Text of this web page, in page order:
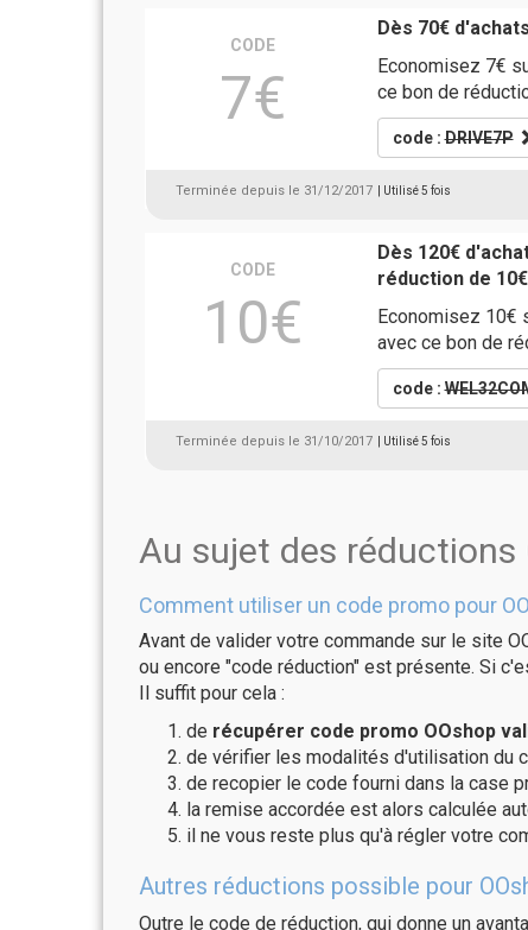
CODE
7€
Dès 70€
Economisez 7€
ce bon de
code :DRIVE7P
Terminée depuis le 31/12/2017 | Utilisé 5 fois
CODE
10€
Dès 120€
réduction de
Economisez 10€
avec ce bon de
code :
Terminée depuis le 31/10/2017 | Utilisé 5 fois
Au sujet des réductions
Comment utiliser un code promo pour
Avant de valider votre commande sur le site
ou encore "code réduction" est présente. Si
Il suffit pour cela :
de récupérer code promo OOshop
de vérifier les modalités d'utilisation du
de recopier le code fourni dans la case
la remise accordée est alors calculée
il ne vous reste plus qu'à régler votre
Autres réductions possible pour
Outre le code de réduction, qui donne un